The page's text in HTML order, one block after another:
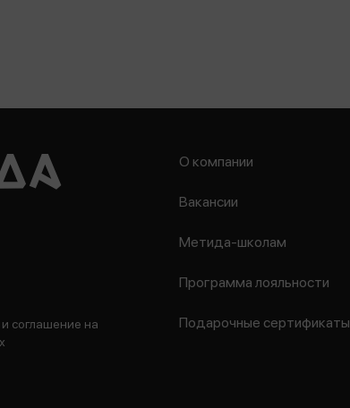
О компании
Вакансии
Метида-школам
Программа лояльности
Подарочные сертификаты
соглашение на